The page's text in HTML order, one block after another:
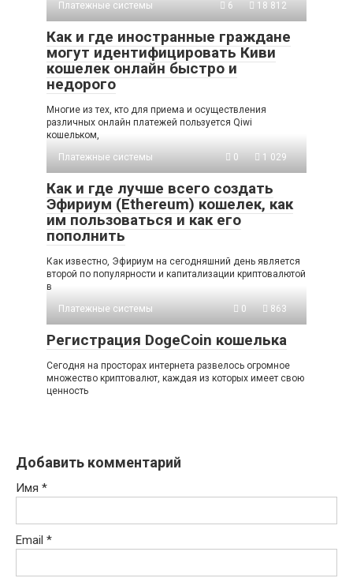
Платежные системы
6 18 812
Как и где иностранные граждане
могут идентифицировать Киви
кошелек онлайн быстро и
недорого
Многие из тех, кто для приема и осуществления
различных онлайн платежей пользуется Qiwi
кошельком,
Платежные системы
0 1 029
Как и где лучше всего создать
Эфириум (Ethereum) кошелек, как
им пользоваться и как его
пополнить
Как известно, Эфириум на сегодняшний день является
второй по популярности и капитализации криптовалютой
в
Платежные системы
0 863
Регистрация DogeCoin кошелька
Сегодня на просторах интернета развелось огромное
множество криптовалют, каждая из которых имеет свою
ценность
Добавить комментарий
Имя *
Email *